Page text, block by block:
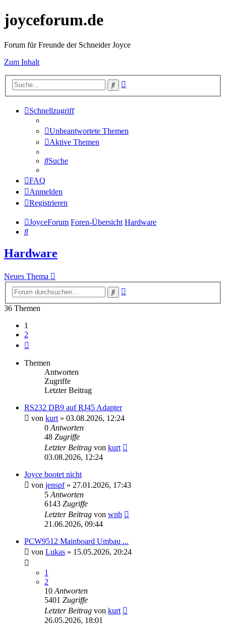
joyceforum.de
Forum für Freunde der Schneider Joyce
Zum Inhalt
Suche
Schnellzugriff
Unbeantwortete Themen
Aktive Themen
Suche
FAQ
Anmelden
Registrieren
JoyceForum Foren-Übersicht Hardware
Suche
Hardware
Neues Thema
Suche
36 Themen
1
2
Themen
Antworten
Zugriffe
Letzter Beitrag
RS232 DB9 auf RJ45 Adapter
von kurt » 03.08.2026, 12:24
0 Antworten
48 Zugriffe
Letzter Beitrag von kurt
03.08.2026, 12:24
Joyce bootet nicht
von jenspf» 27.01.2026, 17:43
5 Antworten
6143 Zugriffe
Letzter Beitrag von wnb
21.06.2026, 09:44
PCW9512 Mainboard Umbau ...
von Lukas » 15.05.2026, 20:24
1
2
10 Antworten
5401 Zugriffe
Letzter Beitrag von kurt
26.05.2026, 18:01